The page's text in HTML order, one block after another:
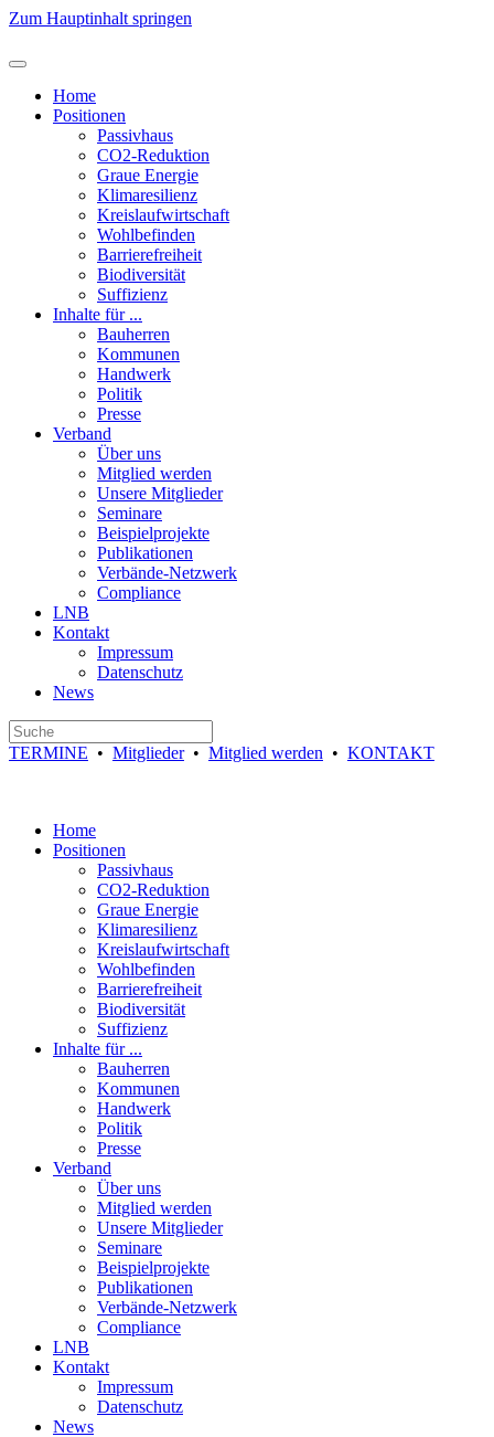
Zum Hauptinhalt springen
Home
Positionen
Passivhaus
CO2-Reduktion
Graue Energie
Klimaresilienz
Kreislaufwirtschaft
Wohlbefinden
Barrierefreiheit
Biodiversität
Suffizienz
Inhalte für ...
Bauherren
Kommunen
Handwerk
Politik
Presse
Verband
Über uns
Mitglied werden
Unsere Mitglieder
Seminare
Beispielprojekte
Publikationen
Verbände-Netzwerk
Compliance
LNB
Kontakt
Impressum
Datenschutz
News
TERMINE • Mitglieder• Mitglied werden • KONTAKT
Home
Positionen
Passivhaus
CO2-Reduktion
Graue Energie
Klimaresilienz
Kreislaufwirtschaft
Wohlbefinden
Barrierefreiheit
Biodiversität
Suffizienz
Inhalte für ...
Bauherren
Kommunen
Handwerk
Politik
Presse
Verband
Über uns
Mitglied werden
Unsere Mitglieder
Seminare
Beispielprojekte
Publikationen
Verbände-Netzwerk
Compliance
LNB
Kontakt
Impressum
Datenschutz
News